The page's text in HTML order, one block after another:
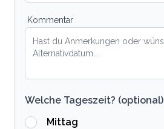
Kommentar
Welche Tageszeit? (optional)
Mittag